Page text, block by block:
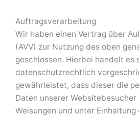
Auftragsverarbeitung
Wir haben einen Vertrag über
(AVV) zur Nutzung des oben
geschlossen. Hierbei handelt es
datenschutzrechtlich
gewährleistet, dass dieser die
Daten unserer Websitebesucher
Weisungen und unter Einhaltung